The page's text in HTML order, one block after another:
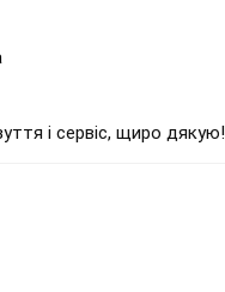
і сервіс, щиро дякую!